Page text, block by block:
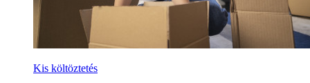
Kis költöztetés